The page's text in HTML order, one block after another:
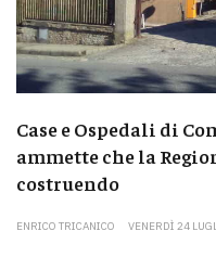
Case e Ospedali di
ammette che la
costruendo
ENRICO TRICANICO VENERDÌ 24